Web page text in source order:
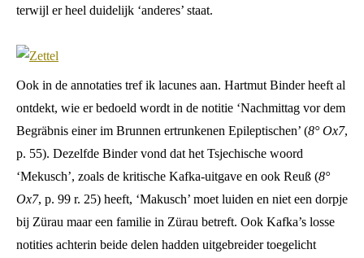
terwijl er heel duidelijk ‘anderes’ staat.
Ook in de annotaties tref ik lacunes aan. Hartmut Binder heeft al
ontdekt, wie er bedoeld wordt in de notitie ‘Nachmittag vor dem
Begräbnis einer im Brunnen ertrunkenen Epileptischen’ (8° Ox7,
p. 55). Dezelfde Binder vond dat het Tsjechische woord
‘Mekusch’, zoals de kritische Kafka-uitgave en ook Reuß (8°
Ox7, p. 99 r. 25) heeft, ‘Makusch’ moet luiden en niet een dorpje
bij Zürau maar een familie in Zürau betreft. Ook Kafka’s losse
notities achterin beide delen hadden uitgebreider toegelicht